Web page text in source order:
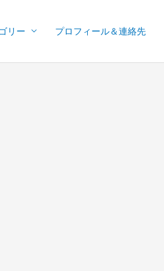
リー プロフィール＆連絡先